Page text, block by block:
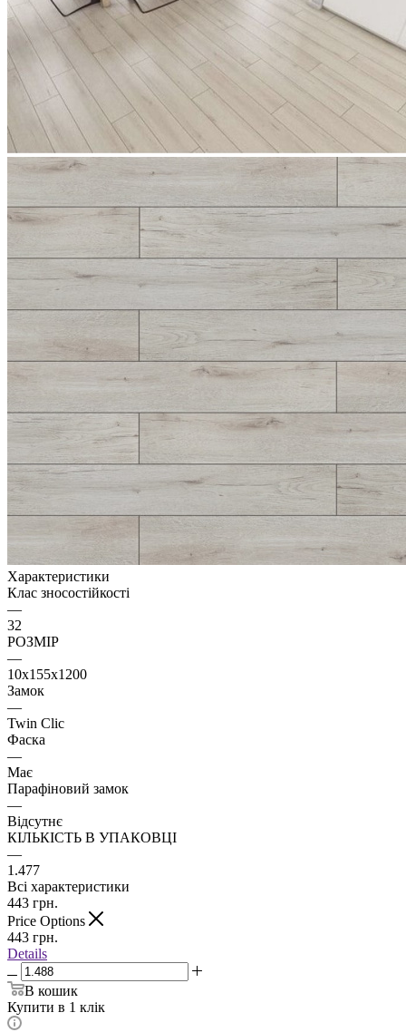
Характеристики
Клас зносостійкості
—
32
РОЗМІР
—
10x155x1200
Замок
—
Twin Clic
Фаска
—
Має
Парафіновий замок
—
Відсутнє
КІЛЬКІСТЬ В УПАКОВЦІ
—
1.477
Всі характеристики
443 грн.
Price Options
443 грн.
Details
В кошик
Купити в 1 клік